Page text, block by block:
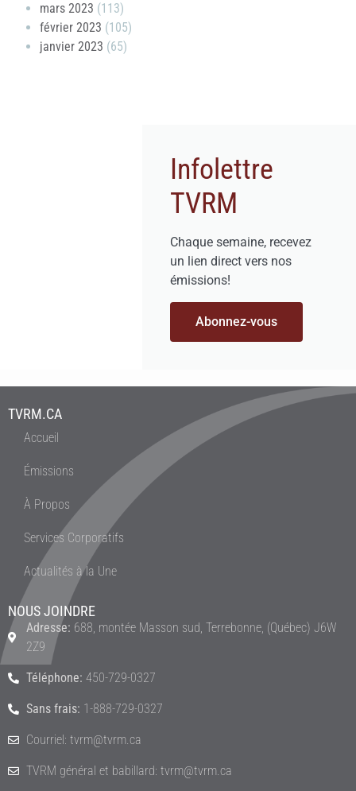
mars 2023 (113)
février 2023 (105)
janvier 2023 (65)
Infolettre
TVRM
Chaque semaine, recevez
un lien direct vers nos
émissions!
Abonnez-vous
TVRM.CA
Accueil
Émissions
À Propos
Services Corporatifs
Actualités à la Une
NOUS JOINDRE
Adresse: 688, montée Masson sud, Terrebonne, (Québec) J6W
2Z9
Téléphone: 450-729-0327
Sans frais: 1-888-729-0327
Courriel: tvrm@tvrm.ca
TVRM général et babillard: tvrm@tvrm.ca